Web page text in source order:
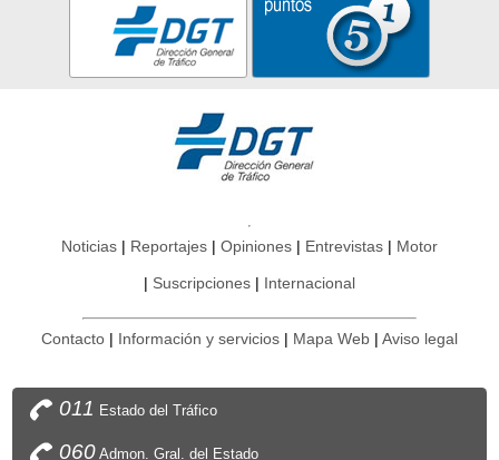
Noticias Reportajes Opiniones Entrevistas Motor
Suscripciones Internacional
Contacto Información y servicios Mapa Web Aviso legal
011 Estado del Tráfico
060Admon. Gral. del Estado